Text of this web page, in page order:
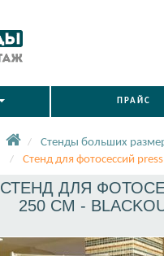
ПРАЙС
Стенды больших
Стенд для фотосессий
СТЕНД ДЛЯ
250 СМ -